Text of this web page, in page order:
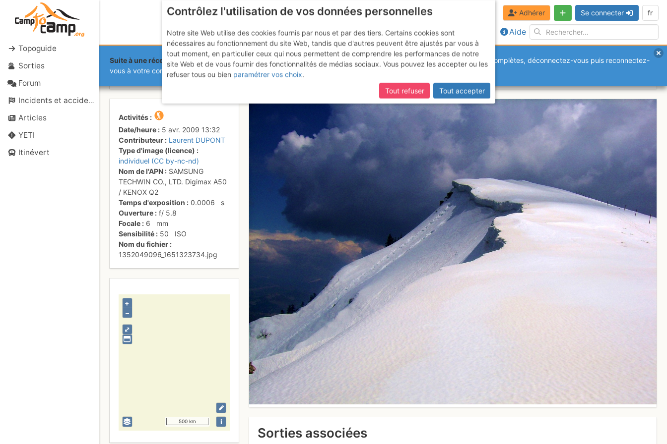
Topoguide
Sorties
Forum
Incidents et accidents
Articles
YETI
Itinévert
Aide
Adhérer Se connecter fr
Suite à une récente et importante mise à jour du site,si certaines pages ne sont plus accessibles, manquantes ou incomplètes, déconnectez-vous puis reconnectez-
vous à votre compte sur le site.
Quelques corniches côté nord
Activités
Date/heure
5 avr. 2009 13:32
Contributeur
Laurent DUPONT
Type d'image (licence)
individuel (CC by-nc-nd)
Nom de l'APN
SAMSUNG
TECHWIN CO., LTD. Digimax A50
/ KENOX Q2
Temps d'exposition
0.0006
s
Ouverture
f/5.8
Focale
6
mm
Sensibilité
50
ISO
Nom du fichier
1352049096_1651323734.jpg
⤢
+
–
500 km i
Sorties associées
Contrôlez l'utilisation de vos données personnelles
Notre site Web utilise des cookies fournis par nous et par des tiers. Certains cookies sont
nécessaires au fonctionnement du site Web, tandis que d'autres peuvent être ajustés par vous à
tout moment, en particulier ceux qui nous permettent de comprendre les performances de notre
site Web et de vous fournir des fonctionnalités de médias sociaux. Vous pouvez les accepter ou les
refuser tous ou bien paramétrer vos choix.
Tout refuser
Tout accepter